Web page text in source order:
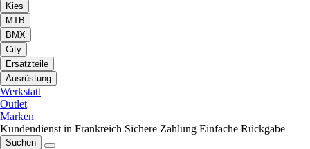
Kies
MTB
BMX
City
Ersatzteile
Ausrüstung
Werkstatt
Outlet
Marken
Kundendienst in Frankreich Sichere Zahlung Einfache Rückgabe
Suchen